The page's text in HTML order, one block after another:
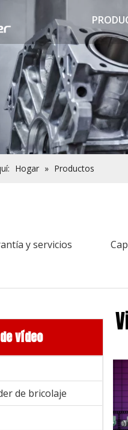
Hogar » Productos
y servicios
vídeo
de bricolaje